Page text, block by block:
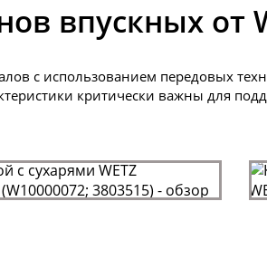
впускных от
с использованием передовых
критически важны для